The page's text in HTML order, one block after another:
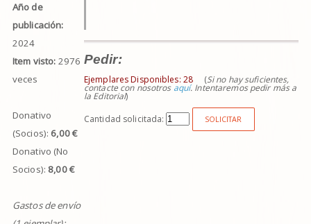
Año de
publicación:
2024
Item visto: 2976
veces
Donativo
(Socios): 6,00 €
Donativo (No
Socios): 8,00 €
Gastos de envío
Pedir:
Ejemplares Disponibles: 28 (Si no hay suficientes,
contacte con nosotros aquí. Intentaremos pedir más a
la Editorial)
Cantidad solicitada:
SOLICITAR